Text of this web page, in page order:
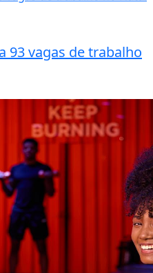
93 vagas de trabalho